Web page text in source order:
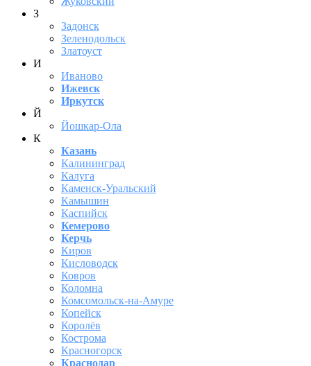
З
Задонск
Зеленодольск
Златоуст
И
Иваново
Ижевск
Иркутск
Й
Йошкар-Ола
К
Казань
Калининград
Калуга
Каменск-Уральский
Камышин
Каспийск
Кемерово
Керчь
Киров
Кисловодск
Ковров
Коломна
Комсомольск-на-Амуре
Копейск
Королёв
Кострома
Красногорск
Краснодар